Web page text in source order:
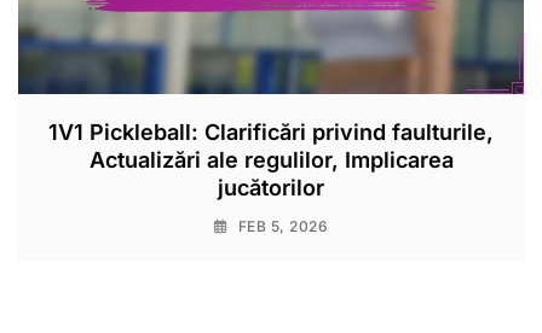
1V1 Pickleball: Clarificări privind faulturile,
Actualizări ale regulilor, Implicarea
jucătorilor
FEB 5, 2026